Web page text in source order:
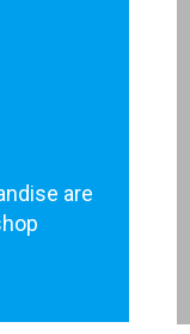
are